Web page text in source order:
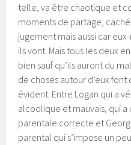
telle, va être chaotique et
moments de partage,
jugement mais aussi car
ils vont. Mais tous les deux
bien sauf qu’ils auront du
de choses autour d’eux
évident. Entre Logan qui a
alcoolique et mauvais, qui a
parentale correcte et
parental qui s’impose un